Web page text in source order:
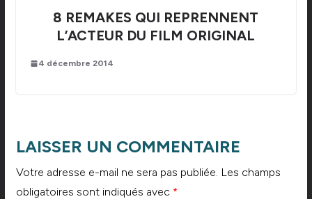
8 REMAKES QUI REPRENNENT
L’ACTEUR DU FILM ORIGINAL
4 décembre 2014
LAISSER UN COMMENTAIRE
Votre adresse e-mail ne sera pas publiée. Les champs
obligatoires sont indiqués avec *